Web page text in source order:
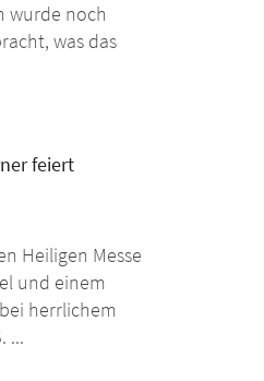
wurde noch
was das
feiert
Heiligen Messe
und einem
herrlichem
...